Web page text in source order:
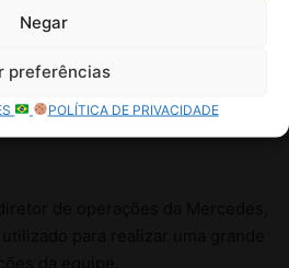
Negar
preferências
POLÍTICA DE PRIVACIDADE